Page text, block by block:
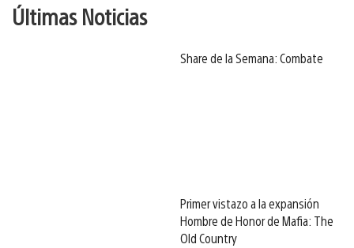
Últimas Noticias
Share de la Semana: Combate
Primer vistazo a la expansión
Hombre de Honor de Mafia: The
Old Country